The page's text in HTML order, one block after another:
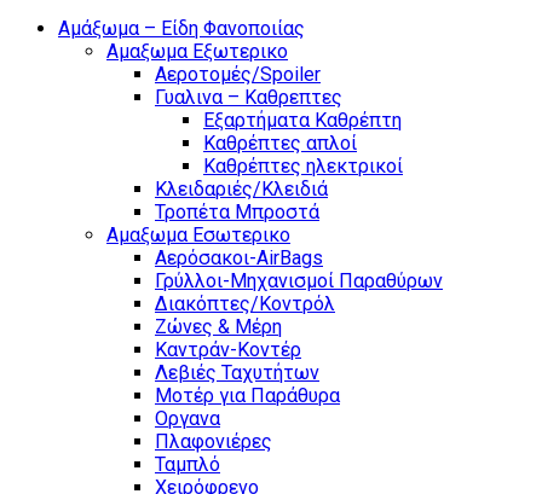
Αμάξωμα – Είδη Φανοποιίας
Αμαξωμα Εξωτερικο
Αεροτομές/Spoiler
Γυαλινα – Καθρεπτες
Εξαρτήματα Καθρέπτη
Καθρέπτες απλοί
Καθρέπτες ηλεκτρικοί
Κλειδαριές/Κλειδιά
Τροπέτα Μπροστά
Αμαξωμα Εσωτερικο
Αερόσακοι-AirBags
Γρύλλοι-Μηχανισμοί Παραθύρων
Διακόπτες/Κοντρόλ
Ζώνες & Μέρη
Καντράν-Κοντέρ
Λεβιές Ταχυτήτων
Μοτέρ για Παράθυρα
Οργανα
Πλαφονιέρες
Ταμπλό
Χειρόφρενο